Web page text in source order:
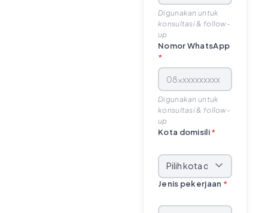
Digunakan untuk
konsultasi & follow-
up
Nomor WhatsApp
*
Digunakan untuk
konsultasi & follow-
up
Kota domisili*
Jenis pekerjaan *